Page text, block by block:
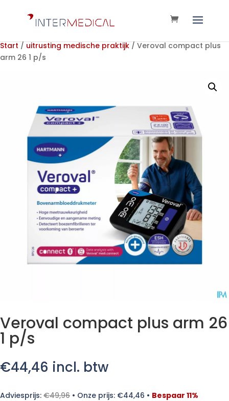
Start / uitrusting medische praktijk / Veroval compact plus
arm 26 1 p/s
Veroval compact plus arm 26
1 p/s
€44,46 incl. btw
Adviesprijs: €49,96 • Onze prijs: €44,46 • Bespaar 11%